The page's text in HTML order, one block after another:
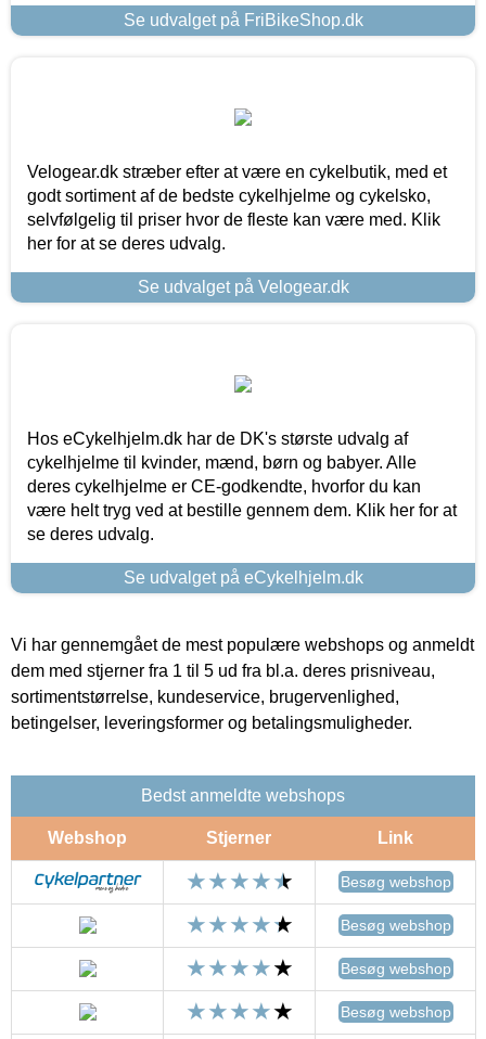
Se udvalget på FriBikeShop.dk
Velogear.dk stræber efter at være en cykelbutik, med et
godt sortiment af de bedste cykelhjelme og cykelsko,
selvfølgelig til priser hvor de fleste kan være med. Klik
her for at se deres udvalg.
Se udvalget på Velogear.dk
Hos eCykelhjelm.dk har de DK's største udvalg af
cykelhjelme til kvinder, mænd, børn og babyer. Alle
deres cykelhjelme er CE-godkendte, hvorfor du kan
være helt tryg ved at bestille gennem dem. Klik her for at
se deres udvalg.
Se udvalget på eCykelhjelm.dk
Vi har gennemgået de mest populære webshops og anmeldt
dem med stjerner fra 1 til 5 ud fra bl.a. deres prisniveau,
sortimentstørrelse, kundeservice, brugervenlighed,
betingelser, leveringsformer og betalingsmuligheder.
Bedst anmeldte webshops
Webshop Stjerner Link
Besøg webshop
Besøg webshop
Besøg webshop
Besøg webshop